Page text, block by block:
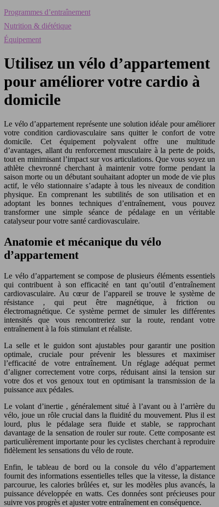
Programmes d’entraînement
Nutrition & diététique
Équipement
Utilisez un vélo d’appartement
pour améliorer votre cardio à
domicile
Le vélo d’appartement représente une solution idéale pour améliorer
votre condition cardiovasculaire sans quitter le confort de votre
domicile. Cet équipement polyvalent offre une multitude
d’avantages, allant du renforcement musculaire à la perte de poids,
tout en minimisant l’impact sur vos articulations. Que vous soyez un
athlète chevronné cherchant à maintenir votre forme pendant la
saison morte ou un débutant souhaitant adopter un mode de vie plus
actif, le vélo stationnaire s’adapte à tous les niveaux de condition
physique. En comprenant les subtilités de son utilisation et en
adoptant les bonnes techniques d’entraînement, vous pouvez
transformer une simple séance de pédalage en un véritable
catalyseur pour votre santé cardiovasculaire.
Anatomie et mécanique du vélo
d’appartement
Le vélo d’appartement se compose de plusieurs éléments essentiels
qui contribuent à son efficacité en tant qu’outil d’entraînement
cardiovasculaire. Au cœur de l’appareil se trouve le système de
résistance , qui peut être magnétique, à friction ou
électromagnétique. Ce système permet de simuler les différentes
intensités que vous rencontreriez sur la route, rendant votre
entraînement à la fois stimulant et réaliste.
La selle et le guidon sont ajustables pour garantir une position
optimale, cruciale pour prévenir les blessures et maximiser
l’efficacité de votre entraînement. Un réglage adéquat permet
d’aligner correctement votre corps, réduisant ainsi la tension sur
votre dos et vos genoux tout en optimisant la transmission de la
puissance aux pédales.
Le volant d’inertie , généralement situé à l’avant ou à l’arrière du
vélo, joue un rôle crucial dans la fluidité du mouvement. Plus il est
lourd, plus le pédalage sera fluide et stable, se rapprochant
davantage de la sensation de rouler sur route. Cette composante est
particulièrement importante pour les cyclistes cherchant à reproduire
fidèlement les sensations du vélo de route.
Enfin, le tableau de bord ou la console du vélo d’appartement
fournit des informations essentielles telles que la vitesse, la distance
parcourue, les calories brûlées et, sur les modèles plus avancés, la
puissance développée en watts. Ces données sont précieuses pour
suivre vos progrès et ajuster votre entraînement en conséquence.